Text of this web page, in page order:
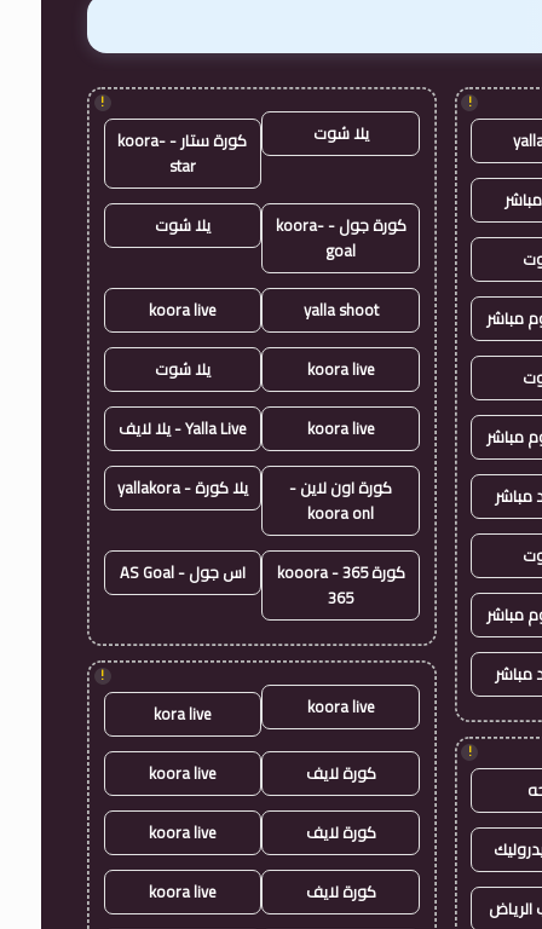
!
مباشر
مباشر
مباشر
مباشر
مباشر
!
!
يلا شوت
كورة ستار - koora-
star
كورة جول - koora-
goal
يلا شوت
yalla shoot
koora live
koora live يلا شوت
koora live Yalla Live - يلا لايف
كورة اون لاين -
koora onl
يلا كورة - yallakora
كورة 365 - kooora
365
اس جول - AS Goal
!
koora live
kora live
كورة لايف koora live
كورة لايف koora live
كورة لايف koora live